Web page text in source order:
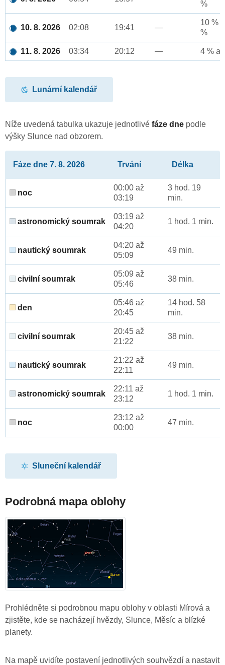
%
10. 8. 2026 02:08 19:41 —
10 %
%
11. 8. 2026 03:34 20:12 — 4 %
Lunární kalendář
Níže uvedená tabulka ukazuje jednotlivé fáze dne podle
výšky Slunce nad obzorem.
Fáze dne 7. 8. 2026 Trvání Délka
noc
00:00 až
03:19
3 hod. 19
min.
astronomický soumrak
03:19 až
04:20
1 hod. 1 min.
nautický soumrak
04:20 až
05:09
49 min.
civilní soumrak
05:09 až
05:46
38 min.
den
05:46 až
20:45
14 hod. 58
min.
civilní soumrak
20:45 až
21:22
38 min.
nautický soumrak
21:22 až
22:11
49 min.
astronomický soumrak
22:11 až
23:12
1 hod. 1 min.
noc
23:12 až
00:00
47 min.
Sluneční kalendář
Podrobná mapa oblohy
Prohlédněte si podrobnou mapu oblohy v oblasti Mírová a
zjistěte, kde se nacházejí hvězdy, Slunce, Měsíc a blízké
planety.
Na mapě uvidíte postavení jednotlivých souhvězdí a nastavit